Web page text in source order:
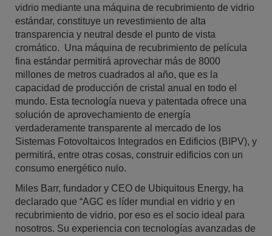
vidrio mediante una máquina de recubrimiento de vidrio
estándar, constituye un revestimiento de alta
transparencia y neutral desde el punto de vista
cromático. Una máquina de recubrimiento de película
fina estándar permitirá aprovechar más de 8000
millones de metros cuadrados al año, que es la
capacidad de producción de cristal anual en todo el
mundo. Esta tecnología nueva y patentada ofrece una
solución de aprovechamiento de energía
verdaderamente transparente al mercado de los
Sistemas Fotovoltaicos Integrados en Edificios (BIPV), y
permitirá, entre otras cosas, construir edificios con un
consumo energético nulo.
Miles Barr, fundador y CEO de Ubiquitous Energy, ha
declarado que “AGC es líder mundial en vidrio y en
recubrimiento de vidrio, por eso es el socio ideal para
nosotros. Su experiencia con tecnologías avanzadas de